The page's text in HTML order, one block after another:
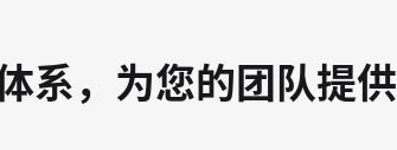
系，为您的团队提供